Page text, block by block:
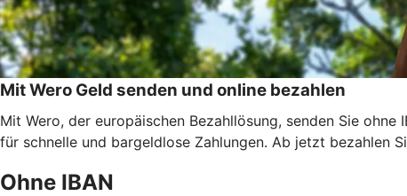
Mit Wero Geld senden und online bezahlen
Mit Wero, der europäischen Bezahllösung, senden Sie
für schnelle und bargeldlose Zahlungen. Ab jetzt bezahlen
Ohne IBAN